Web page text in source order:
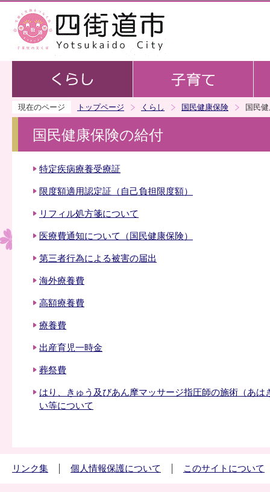
現在のページ トップページ くらし 国民健康保険 国民
国民健康保険の給付
特定疾病療養受療証
限度額適用認定証（自己負担限度額）
リフィル処方箋について
医療費通知について（国民健康保険）
第三者行為による被害の届出
海外療養費
高額療養費
療養費
出産育児一時金
葬祭費
はり、きゅう及びあん摩マッサージ指圧師の施術（あ
い等について
リンク集 個人情報保護について このサイトについて